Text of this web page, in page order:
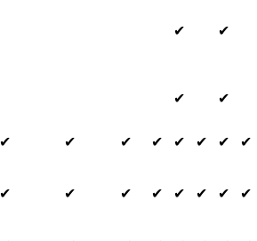
✔ ✔
✔ ✔
✔ ✔ ✔ ✔ ✔ ✔ ✔ ✔
✔ ✔ ✔ ✔ ✔ ✔ ✔ ✔